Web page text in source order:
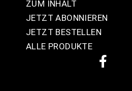
ZUM INHALT
JETZT ABONNIEREN
JETZT BESTELLEN
ALLE PRODUKTE